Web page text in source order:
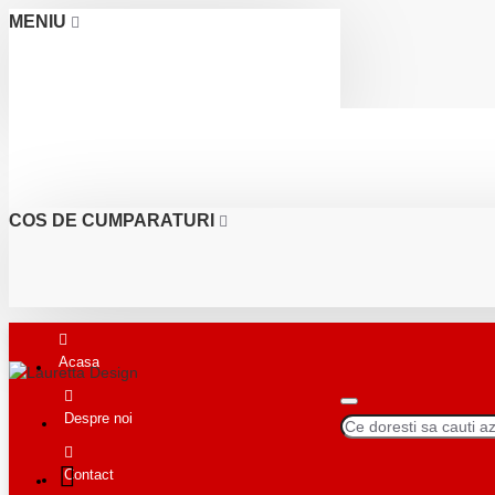
MENIU
COS DE CUMPARATURI
Acasa
Despre noi
Contact